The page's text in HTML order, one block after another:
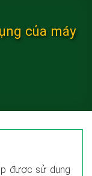
của máy
được sử dụng